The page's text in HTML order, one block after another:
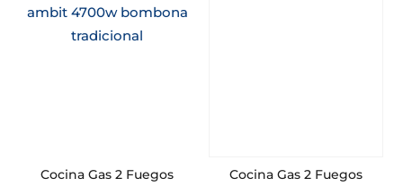
Cocina Gas 2 Fuegos
Cocina Gas 2 Fuegos